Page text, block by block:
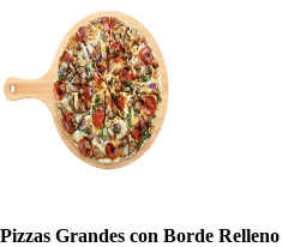
Pizzas Grandes con Borde Relleno